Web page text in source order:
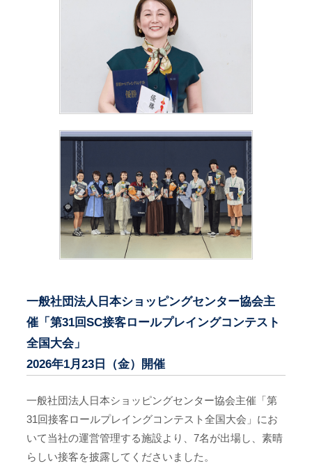
一般社団法人日本ショッピングセンター協会主
催「第31回SC接客ロールプレイングコンテスト
全国大会」
2026年1月23日（金）開催
一般社団法人日本ショッピングセンター協会主催「第
31回接客ロールプレイングコンテスト全国大会」にお
いて当社の運営管理する施設より、7名が出場し、素晴
らしい接客を披露してくださいました。